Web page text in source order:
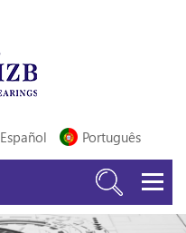
Español Português